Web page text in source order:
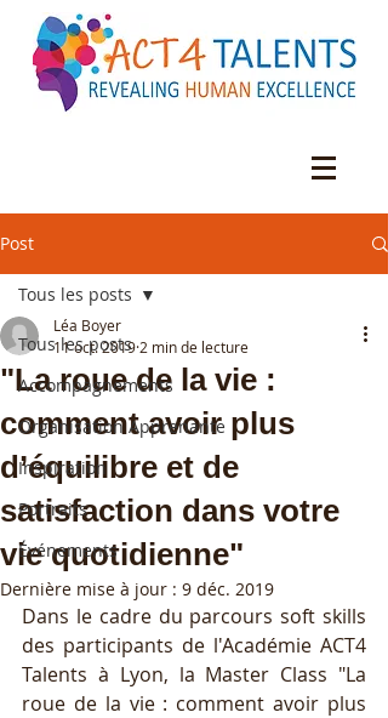
Post
Tous les posts
Accompagnements
Organisation Apprenante
Inspiration
Portraits
Événements
Tous les posts
"La roue de la vie :
comment avoir plus
d’équilibre et de
satisfaction dans votre
vie quotidienne"
Léa Boyer
11 oct. 2019 2 min de lecture
Dernière mise à jour : 9 déc. 2019
Dans le cadre du parcours soft skills
des participants de l'Académie ACT4
Talents à Lyon, la Master Class "La
roue de la vie : comment avoir plus